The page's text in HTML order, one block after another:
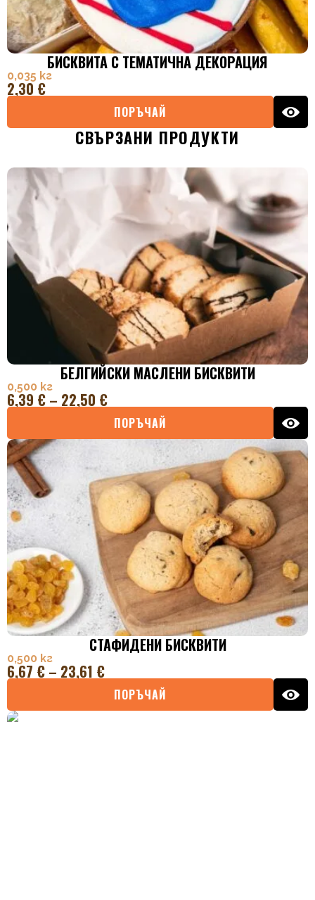
БИСКВИТА С ТЕМАТИЧНА ДЕКОРАЦИЯ
0,035 кг
2,30€
ПОРЪЧАЙ
СВЪРЗАНИ ПРОДУКТИ
БЕЛГИЙСКИ МАСЛЕНИ БИСКВИТИ
0,500 кг
6,39 € – 22,50 €
ПОРЪЧАЙ
СТАФИДЕНИ БИСКВИТИ
0,500 кг
6,67 € – 23,61 €
ПОРЪЧАЙ